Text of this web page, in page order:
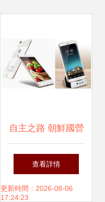
自主之路 朝鮮國營
公司如何實(shí)現
(xiàn)智能手機(jī)
查看詳情
更新時間：2026-08-06
17:24:23